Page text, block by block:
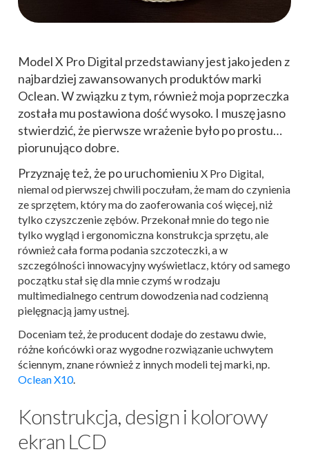
Model X Pro Digital przedstawiany jest jako jeden z
najbardziej zawansowanych produktów marki
Oclean. W związku z tym, również moja poprzeczka
została mu postawiona dość wysoko. I muszę jasno
stwierdzić, że pierwsze wrażenie było po prostu…
piorunująco dobre.
Przyznaję też, że po uruchomieniu X Pro Digital,
niemal odpierwszej chwili poczułam, że mam do czynienia
ze sprzętem, który ma do zaoferowania coś więcej, niż
tylko czyszczenie zębów. Przekonał mnie do tego nie
tylko wygląd i ergonomiczna konstrukcja sprzętu, ale
również cała forma podania szczoteczki, a w
szczególności innowacyjny wyświetlacz, który od samego
początku stał się dla mnie czymś w rodzaju
multimedialnego centrum dowodzenia nad codzienną
pielęgnacją jamy ustnej.
Doceniam też, że producent dodaje do zestawu dwie,
różne końcówki oraz wygodne rozwiązanie uchwytem
ściennym, znane również z innych modeli tej marki, np.
Oclean X10.
Konstrukcja, design i kolorowy
ekran LCD